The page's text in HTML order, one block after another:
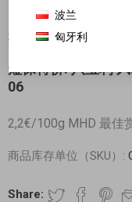
对不起-这个产品已经不再提供
短保特价! 八宝利
06
2,2€/100g MHD 最佳
商品库存单位（SKU）:
Share:
波兰
匈牙利